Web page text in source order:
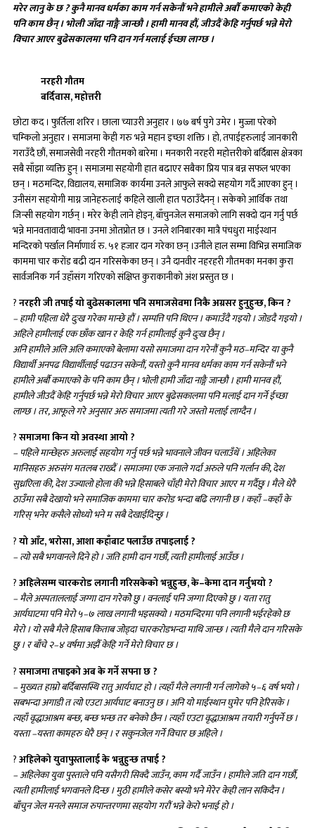
मरेर लानु के छ ? कुनै मानव धर्मका काम गर्न सकेनौं भने हामीले अर्बौ कमाएको केही
पनि काम छैन् । भोली जाँदा नाङ्गै जान्छौ । हामी मानव हौं, जीउदैं केहि गर्नुपर्छ भन्ने मेरो
विचार आएर बुढेसकालमा पनि दान गर्न मलाई ईच्छा लाग्छ ।
नरहरी गौतम
बर्दिवास, महोत्तरी
छोटा कद । फुर्तिला शरिर । छाला च्याउरी अनुहार । ७७ बर्ष पुगे उमेर । मुज्जा परेको
चम्किलो अनुहार । समाजमा केही गरु भन्ने महान इच्छा शक्ति । हो, तपाईहरुलाई जानकारी
गराउँदै छौं, समाजसेवी नरहरी गौतमको बारेमा । मनकारी नरहरी महोत्तरीको बर्दिबास क्षेत्रका
सबै साँझा व्यक्ति हुन् । समाजमा सहयोगी हात बढाएर सबैका प्रिय पात्र बन्न सफल भएका
छन् । मठमन्दिर, विद्यालय, समाजिक कार्यमा उनले आफुले सक्दो सहयोग गर्दै आएका हुन् ।
उनीसंग सहयोगी माग्न जानेहरुलाई कहिले खाली हात पठाउँदैनन् । सकेको आर्थिक तथा
जिन्सी सहयोग गर्छन् । मरेर केही लाने होइन्, बाँचुनजेल समाजको लागि सक्दो दान गर्नु पर्छ
भन्ने मानवतावादी भावना उनमा ओतप्रोत छ । उनले शनिबारका मात्रै पंचधुरा माईस्थान
मन्दिरको पर्खाल निर्माणार्थ रु. ५१ हजार दान गरेका छन् ।उनीले हाल सम्मा विभिन्न समाजिक
काममा चार करोंड बढी दान गरिसकेका छन् । उनै दानवीर नहरहरी गौतमका मनका कुरा
सार्वजनिक गर्न उहाँसंग गरिएको संक्षिप्त कुराकानीको अंश प्रस्तुत छ ।
?नरहरी जी तपाई यो बुढेसकालमा पनि समाजसेवमा निकै अग्रसर हुनुहुन्छ, किन ?
– हामी पहिला धेरै दुःख गरेका मान्छे हौं । सम्पत्ति पनि थिएन । कमाउँदै गइयो । जोडदै गइयो ।
अहिले हामीलाई एक छाँक खान र केहि गर्न हामीलाई कुनै दुःख छैन् ।
अनि हामीले अलि अलि कमाएको बेलामा यसो समाजमा दान गरेनौं कुनै मठ–मन्दिर या कुनै
विद्यार्थी अनपढ विद्यार्थीलाई पढाउन सकेनौं, यस्तो कुनै मानव धर्मका काम गर्न सकेनौं भने
हामीले अर्बौ कमाएको के पनि काम छैन् । भोली हामी जाँदा नाङ्गै जान्छौ । हामी मानव हौं,
हामीले जीउदैं केहि गर्नुपर्छ भन्ने मेरो विचार आएर बुढेसकालमा पनि मलाई दान गर्ने ईच्छा
लाग्छ । तर, आफूले गरे अनुसार अरु समाजमा त्यती गरे जस्तो मलाई लाग्दैन ।
?समाजमा किन यो अवस्था आयो ?
– पहिले मान्छेहरु अरुलाई सहयोग गर्नु पर्छ भन्ने भावनाले जीवन चलाउँथें । अहिलेका
मानिसहरु अरुसंग मतलब राख्दैं । समाजमा एक जनाले गर्दा अरुले पनि गर्लान की, देश
सुध्रएिला की, देश उज्यालो होला की भन्ने हिसाबले चाँही मेरो विचार आएर म गर्दैछु । मैले धेरै
ठाउँमा सबै देखायो भने समाजिक काममा चार करोड भन्दा बढि लगानी छ । कहाँ –कहाँ के
गरिस् भनेर कसैले सोध्यो भने म सबै देखाईदिन्छु ।
?यो आँट, भरोसा, आशा कहाँबाट पलाउँछ तपाइलाई ?
– त्यो सबै भगवानले दिने हो । जति हामी दान गर्छौ, त्यती हामीलाई आउँछ ।
?अहिलेसम्म चारकरोड लगानी गरिसकेको भन्नुहुन्छ, के–केमा दान गर्नुभयो ?
– मैले अस्पताललाई जग्गा दान गरेकोे छु । वनलाई पनि जग्गा दिएको छु । यता रातु
आर्यघाटमा पनि मेरो ५–७ लाख लगानी भइसक्यो । मठमन्दिरमा पनि लगानी भईरहेको छ
मेरो । यो सबै मैले हिसाब किताब जोड्दा चारकरोडभन्दा माथि जान्छ । त्यती मैले दान गरिसके
छु । र बाँचे २–४ वर्षमा अझैँ केहि गर्ने मेरो विचार छ ।
?समाजमा तपाइको अब के गर्ने सपना छ ?
– मुख्यत हाम्रो बर्दिबासस्थि रातु आर्यघाट हो । त्यहाँ मैले लगानी गर्न लागेको ५–६ वर्ष भयो ।
सबभन्दा अगाडी त त्यो एउटा आर्यघाट बनाउनु छ । अनि यो माईस्थान घुमेर पनि हेरिसके ।
त्यहाँ वृद्धाआश्रम बन्छ, बन्छ भन्छ तर बनेको छैन । त्यहाँ एउटा वृद्धाआश्रम तयारी गर्नुपर्ने छ ।
यस्ता –यस्ता कामहरु धेरै छन् । र सकुनजेल गर्ने विचार छ अहिले ।
?अहिलेको युवापुस्तालाई के भन्नुहुन्छ तपाई ?
– अहिलेका युवा पुस्ताले पनि यसैगरी सिक्दै जाउँन, काम गर्दै जाउँन । हामीले जति दान गर्छौ,
त्यती हामीलाई भगवानले दिन्छ । मुठी हामीले कसेर बस्यो भने मेरेर केही लान सकिदैन ।
बाँचुन जेल मनले समाज रुपान्तरणमा सहयोग गरौं भन्ने केरो भनाई हो ।